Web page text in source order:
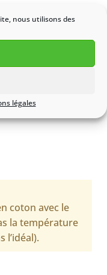
nous utilisons des
légales
serviettes, sous-
cycle à 60°C s’ils
coton avec le
la température
l’idéal).